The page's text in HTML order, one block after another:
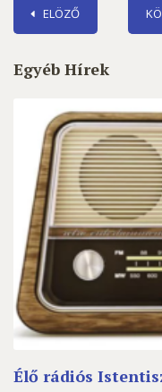
ELÖZŐ
Egyéb Hírek
Élő rádiós